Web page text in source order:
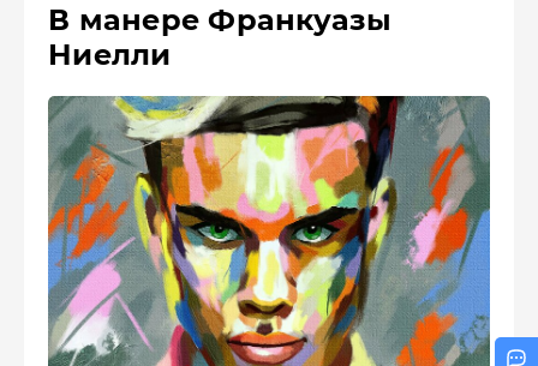
В манере Франкуазы
Ниелли